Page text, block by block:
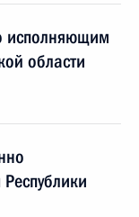
исполняющим
области